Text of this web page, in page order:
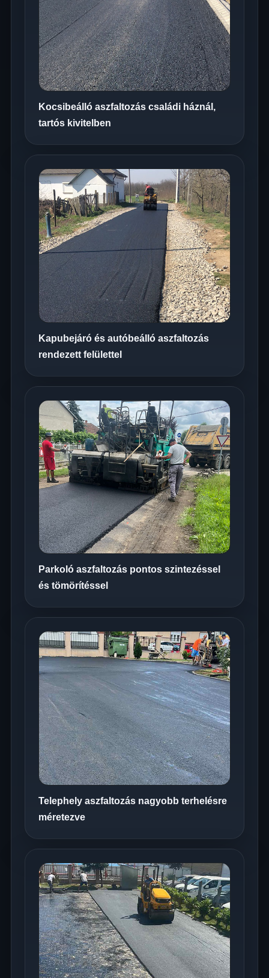
Kocsibeálló aszfaltozás családi háznál,
tartós kivitelben
Kapubejáró és autóbeálló aszfaltozás
rendezett felülettel
Parkoló aszfaltozás pontos szintezéssel
és tömörítéssel
Telephely aszfaltozás nagyobb terhelésre
méretezve